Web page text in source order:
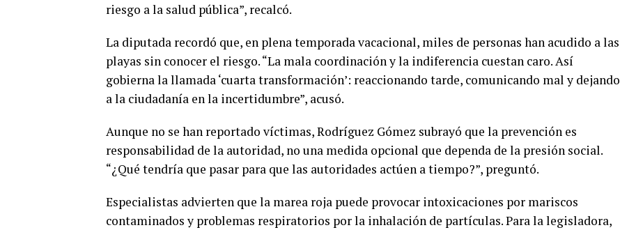
riesgo a la salud pública”, recalcó.
La diputada recordó que, en plena temporada vacacional, miles de personas han acudido a las
playas sin conocer el riesgo. “La mala coordinación y la indiferencia cuestan caro. Así
gobierna la llamada ‘cuarta transformación’: reaccionando tarde, comunicando mal y dejando
a la ciudadanía en la incertidumbre”, acusó.
Aunque no se han reportado víctimas, Rodríguez Gómez subrayó que la prevención es
responsabilidad de la autoridad, no una medida opcional que dependa de la presión social.
“¿Qué tendría que pasar para que las autoridades actúen a tiempo?”, preguntó.
Especialistas advierten que la marea roja puede provocar intoxicaciones por mariscos
contaminados y problemas respiratorios por la inhalación de partículas. Para la legisladora,